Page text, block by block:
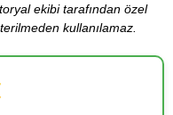
ekibi tarafından özel
kullanılamaz.